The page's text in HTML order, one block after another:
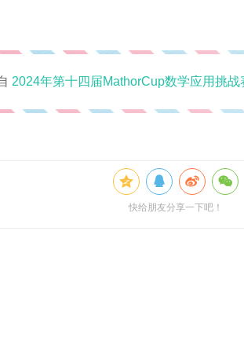
2024年第十四届MathorCup数学应用挑
快给朋友分享一下吧！